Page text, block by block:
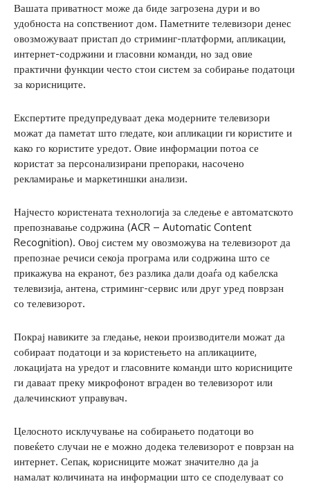
Вашата приватност може да биде загрозена дури и во
удобноста на сопствениот дом. Паметните телевизори денес
овозможуваат пристап до стриминг-платформи, апликации,
интернет-содржини и гласовни команди, но зад овие
практични функции често стои систем за собирање податоци
за корисниците.
Експертите предупредуваат дека модерните телевизори
можат да паметат што гледате, кои апликации ги користите и
како го користите уредот. Овие информации потоа се
користат за персонализирани препораки, насочено
рекламирање и маркетиншки анализи.
Најчесто користената технологија за следење е автоматското
препознавање содржина (ACR – Automatic Content
Recognition). Овој систем му овозможува на телевизорот да
препознае речиси секоја програма или содржина што се
прикажува на екранот, без разлика дали доаѓа од кабелска
телевизија, антена, стриминг-сервис или друг уред поврзан
со телевизорот.
Покрај навиките за гледање, некои производители можат да
собираат податоци и за користењето на апликациите,
локацијата на уредот и гласовните команди што корисниците
ги даваат преку микрофонот вграден во телевизорот или
далечинскиот управувач.
Целосното исклучување на собирањето податоци во
повеќето случаи не е можно додека телевизорот е поврзан на
интернет. Сепак, корисниците можат значително да ја
намалат количината на информации што се споделуваат со